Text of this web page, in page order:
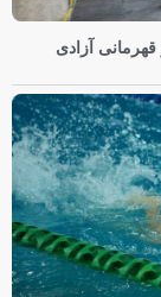
آزادی